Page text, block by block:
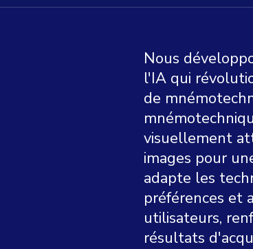
Nous
l'IA qui
de
visuellement
images pour
adapte les
préférences et
utilisateurs,
résultats